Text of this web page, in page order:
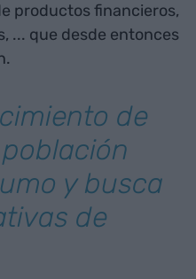
productos financieros,
... que desde entonces
de
y busca
de